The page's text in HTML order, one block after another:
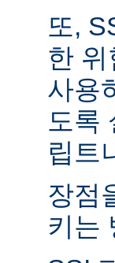
또,
한
사용
도록
립트
장점
키는